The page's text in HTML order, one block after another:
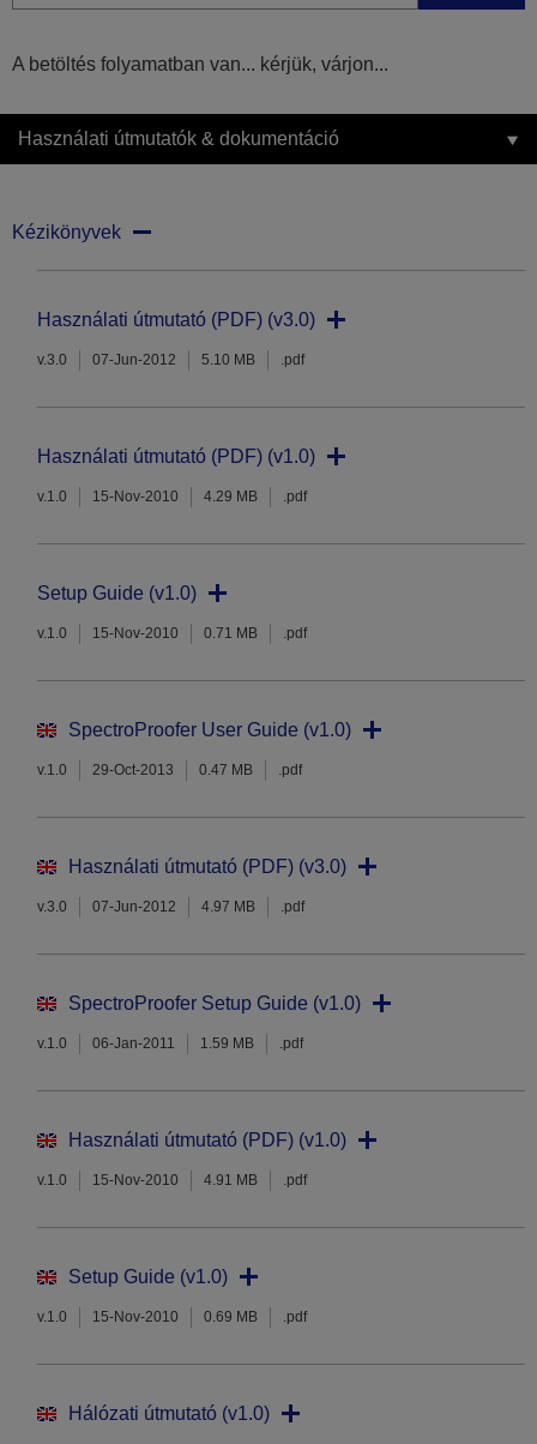
A betöltés folyamatban van... kérjük, várjon...
Használati útmutatók & dokumentáció
Kézikönyvek
Használati útmutató (PDF) (v3.0)
v.3.0 07-Jun-2012 5.10 MB .pdf
Használati útmutató (PDF) (v1.0)
v.1.0 15-Nov-2010 4.29 MB .pdf
Setup Guide (v1.0)
v.1.0 15-Nov-2010 0.71 MB .pdf
SpectroProofer User Guide (v1.0)
v.1.0 29-Oct-2013 0.47 MB .pdf
Használati útmutató (PDF) (v3.0)
v.3.0 07-Jun-2012 4.97 MB .pdf
SpectroProofer Setup Guide (v1.0)
v.1.0 06-Jan-2011 1.59 MB .pdf
Használati útmutató (PDF) (v1.0)
v.1.0 15-Nov-2010 4.91 MB .pdf
Setup Guide (v1.0)
v.1.0 15-Nov-2010 0.69 MB .pdf
Hálózati útmutató (v1.0)